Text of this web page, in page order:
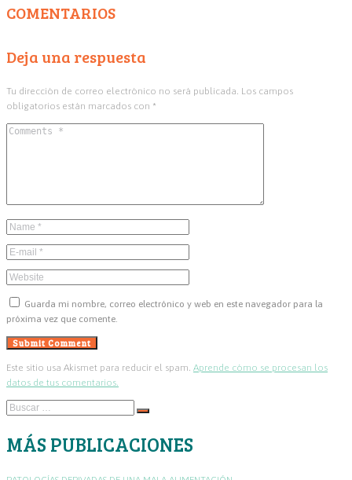
era:
es:
COMENTARIOS
Deja una respuesta
Tu dirección de correo electrónico no será publicada. Los campos
obligatorios están marcados con *
Guarda mi nombre, correo electrónico y web en este navegador para la
próxima vez que comente.
Este sitio usa Akismet para reducir el spam. Aprende cómo se procesan los
datos de tus comentarios.
Buscar
MÁS PUBLICACIONES